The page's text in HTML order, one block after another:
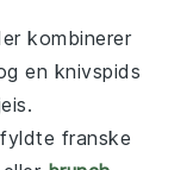
kombinerer
en knivspids
.
franske